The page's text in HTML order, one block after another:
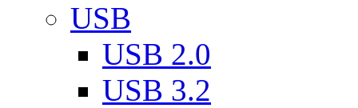
USB
USB 2.0
USB 3.2